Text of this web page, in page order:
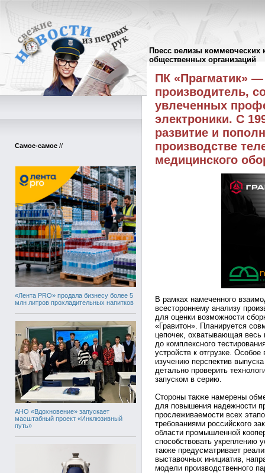
Пресс релизы коммерческих
общественных организаций
Самое-самое //
«Лента PRO» продала бизнесу более 5
млн литров прохладительных напитков
АНО «Вдохновение» запускает
масштабный проект «Инклюзивный
путь»
Пресс-релизы//
ПК «Прагматик»
производитель,
увлеченных
электроники. С
развитие и
производстве
медицинского
В рамках намеченного
всестороннему анализу
для оценки возможности
«Гравитон». Планируется
цепочек, охватывающая весь
до комплексного
устройств к отгрузке.
изучению перспектив
детально проверить
запуском в серию.
Стороны также намерены
для повышения надежности
прослеживаемости всех
требованиями российского
области промышленной
способствовать укреплению
также предусматривает
выставочных инициатив,
модели производственного